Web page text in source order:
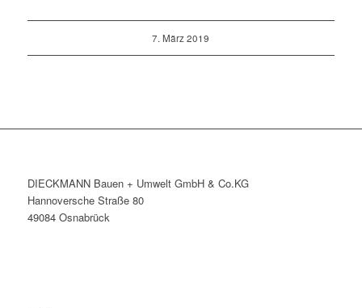
7. März 2019
DIECKMANN Bauen + Umwelt GmbH & Co.KG
Hannoversche Straße 80
49084 Osnabrück